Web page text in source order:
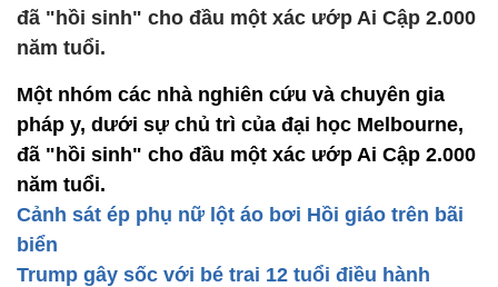
đã "hồi sinh" cho đầu một xác ướp Ai Cập 2.000
năm tuổi.
Một nhóm các nhà nghiên cứu và chuyên gia
pháp y, dưới sự chủ trì của đại học Melbourne,
đã "hồi sinh" cho đầu một xác ướp Ai Cập 2.000
năm tuổi.
Cảnh sát ép phụ nữ lột áo bơi Hồi giáo trên bãi
biển
Trump gây sốc với bé trai 12 tuổi điều hành